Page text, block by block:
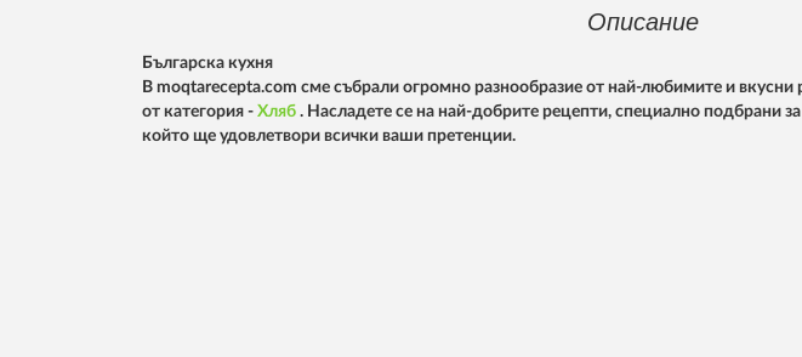
Описание
Българска кухня
В moqtarecepta.com сме събрали огромно разнообразие от най-любимите и вкусни
от категория - Хляб . Насладете се на най-добрите рецепти, специално подбрани
който ще удовлетвори всички ваши претенции.